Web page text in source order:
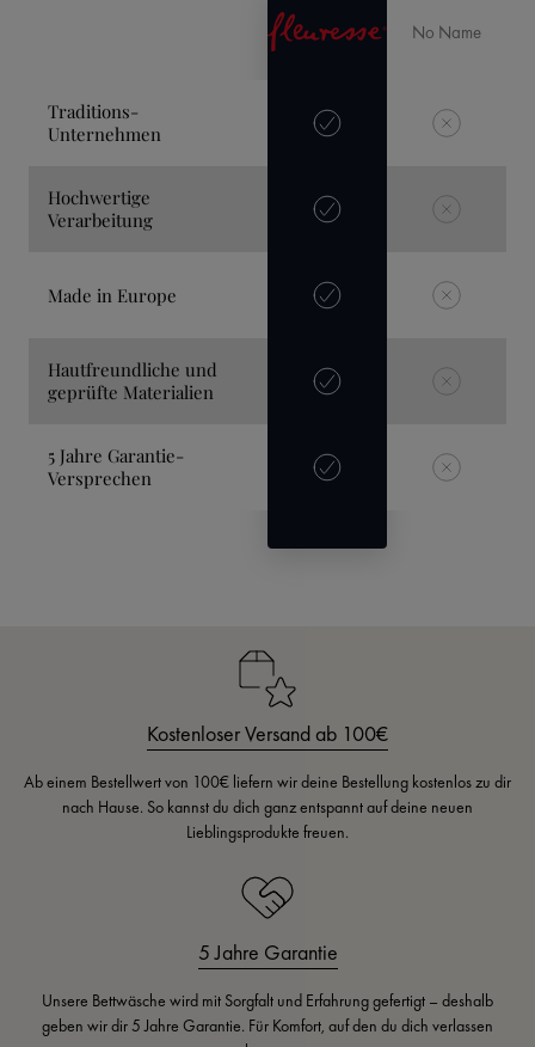
No Name
Traditions-
Unternehmen
Hochwertige
Verarbeitung
Made in Europe
Hautfreundliche und
geprüfte Materialien
5 Jahre Garantie-
Versprechen
Kostenloser Versand ab 100€
Ab einem Bestellwert von 100€ liefern wir deine Bestellung kostenlos zu dir
nach Hause. So kannst du dich ganz entspannt auf deine neuen
Lieblingsprodukte freuen.
5 Jahre Garantie
Unsere Bettwäsche wird mit Sorgfalt und Erfahrung gefertigt – deshalb
geben wir dir 5 Jahre Garantie. Für Komfort, auf den du dich verlassen